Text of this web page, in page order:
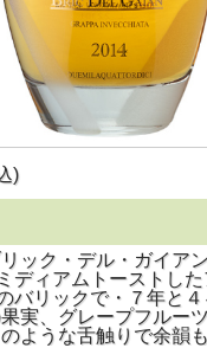
)
ック・デル・ガイア
ディアムトーストし
バリックで・７年と
実、グレープフルー
ような舌触りで余韻も